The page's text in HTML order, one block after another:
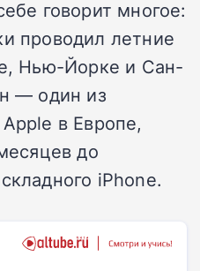
говорит многое:
проводил летние
Нью-Йорке и Сан-
— один из
в Европе,
до
iPhone.